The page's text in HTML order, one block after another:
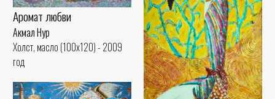
Аромат любви
Акмал Нур
Холст, масло (100x120) - 2009
год